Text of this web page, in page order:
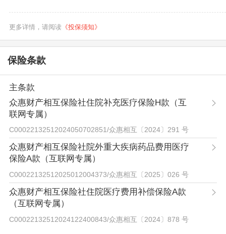
更多详情，请阅读《投保须知》
保险条款
主条款
众惠财产相互保险社住院补充医疗保险H款（互
联网专属）
C00022132512024050702851/众惠相互〔2024〕291 号
众惠财产相互保险社院外重大疾病药品费用医疗
保险A款（互联网专属）
C00022132512025012004373/众惠相互〔2025〕026 号
众惠财产相互保险社住院医疗费用补偿保险A款
（互联网专属）
C00022132512024122400843/众惠相互〔2024〕878 号